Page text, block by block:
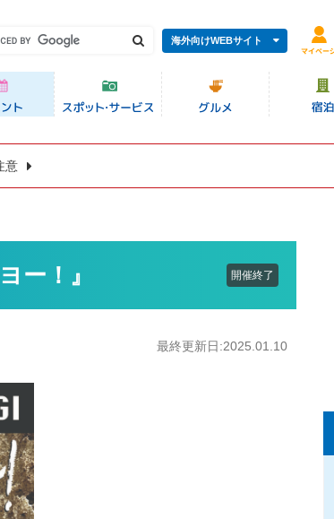
海外向けWEBサイト
意
ー！』 開催終了
最終更新日:2025.01.10